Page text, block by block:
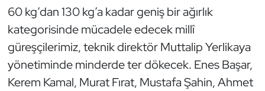
60 kg’dan 130 kg’a kadar geniş bir ağırlık
kategorisinde mücadele edecek millî
güreşçilerimiz, teknik direktör Muttalip Yerlikaya
yönetiminde minderde ter dökecek. Enes Başar,
Kerem Kamal, Murat Fırat, Mustafa Şahin, Ahmet
İşitme Engelli Sporcular
Judo ve Kuraş
Kano ve Rafting